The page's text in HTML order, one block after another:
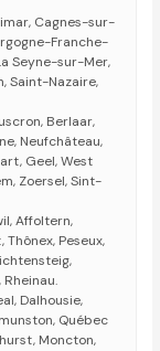
Cagnes-sur-
Franche-
Seyne-sur-Mer,
Saint-Nazaire,
Berlaar,
Neufchâteau,
Geel, West
Zoersel, Sint-
Affoltern,
Peseux,
Dalhousie,
Québec
Moncton,